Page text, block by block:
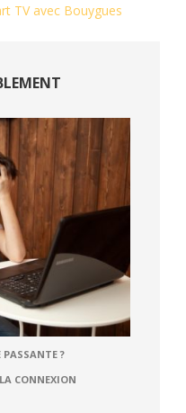
TV avec Bouygues
?
CONNEXION